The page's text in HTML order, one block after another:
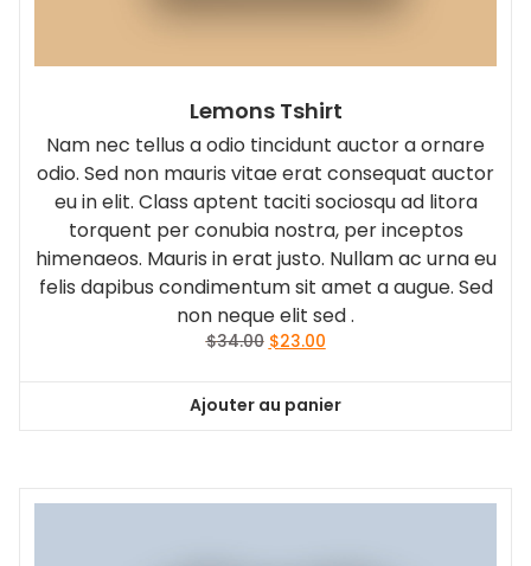
Lemons Tshirt
Nam nec tellus a odio tincidunt auctor a ornare
odio. Sed non mauris vitae erat consequat auctor
eu in elit. Class aptent taciti sociosqu ad litora
torquent per conubia nostra, per inceptos
himenaeos. Mauris in erat justo. Nullam ac urna eu
felis dapibus condimentum sit amet a augue. Sed
non neque elit sed .
$34.00 Le
était :
$23.00Le
est :
Ajouter au panier